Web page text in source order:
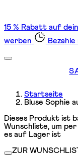
15 % Rabatt auf
werben
Startseite
Bluse Sophie
Dieses Produkt ist
Wunschliste, um
es auf Lager ist
ZUR